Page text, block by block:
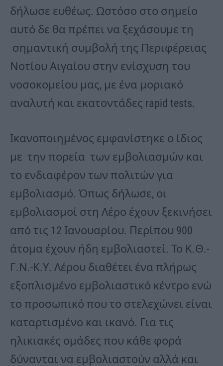
δήλωσε ευθέως. Ωστόσο στο σημείο
αυτό δε θα πρέπει να ξεχάσουμε τη
σημαντική συμβολή της Περιφέρειας
Νοτίου Αιγαίου στην ενίσχυση του
νοσοκομείου μας, με ένα μοριακό
αναλυτή και εκατοντάδες rapid tests.
Ικανοποιημένος εμφανίστηκε ο ίδιος
με την πορεία των εμβολιασμών και
το ενδιαφέρον των πολιτών για
εμβολιασμό. Όπως δήλωσε, οι
εμβολιασμοί στη Λέρο έχουν ξεκινήσει
από τις 12 Ιανουαρίου. Περίπου 900
άτομα έχουν ήδη εμβολιαστεί. Το Κ.Θ.-
Γ.Ν.-Κ.Υ. Λέρου διαθέτει ένα πλήρως
εξοπλισμένο εμβολιαστικό κέντρο ενώ
το προσωπικό που το στελεχώνει είναι
καταρτισμένο και ικανό. Για τις
ηλικιακές ομάδες που κάθε φορά
δύνανται να εμβολιαστούν αλλά και